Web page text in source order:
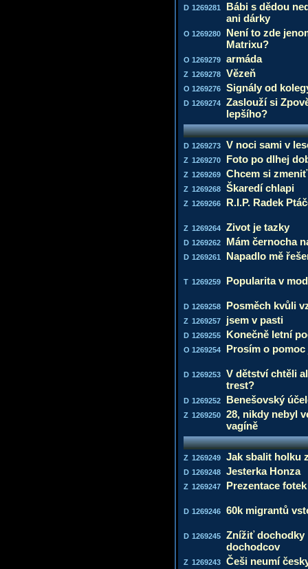
D 1269281
Bábi s dědou
ani dárky
O 1269280
Není to zde
Matrixu?
O 1269279 armáda
Z 1269278 Vězeň
O 1269276 Signály od
D 1269274
Zaslouží si
lepšího?
D 1269273 V noci sami v
Z 1269270 Foto po dlhej
Z 1269269 Chcem si
Z 1269268 Škaredí chlapi
Z 1269266 R.I.P. Radek
Z 1269264 Zivot je tazky
D 1269262 Mám černocha
D 1269261 Napadlo mě
T 1269259 Popularita v
D 1269258 Posměch kvůli
Z 1269257 jsem v pasti
D 1269255 Konečně letní
O 1269254 Prosím o pomoc
D 1269253
V dětství chtěli
trest?
D 1269252 Benešovský
Z 1269250
28, nikdy nebyl
vagíně
Z 1269249 Jak sbalit holku
D 1269248 Jesterka Honza
Z 1269247 Prezentace
D 1269246 60k migrantů
D 1269245
Znížiť dochodky
dochodcov
Z 1269243 Češi neumí